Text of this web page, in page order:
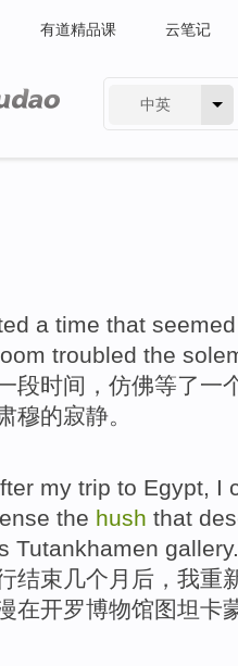
有道精品课 云笔记
中英
a time that seemed
troubled the
段时间 ， 仿佛等了一
穆的寂静。
my trip to Egypt, I
the hush that
Tutankhamen gallery.
结束 几个月 后 ， 我重
在开罗博物馆图坦卡